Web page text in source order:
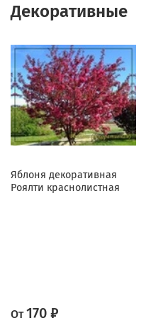
Декоративные
Яблоня декоративная
Роялти краснолистная
От 170 ₽